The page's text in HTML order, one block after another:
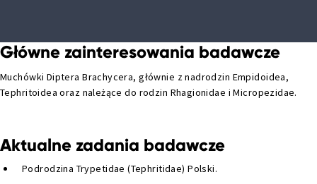
Główne zainteresowania badawcze
Muchówki Diptera Brachycera, głównie z nadrodzin Empidoidea,
Tephritoidea oraz należące do rodzin Rhagionidae i Micropezidae.
Aktualne zadania badawcze
Podrodzina Trypetidae (Tephritidae) Polski.